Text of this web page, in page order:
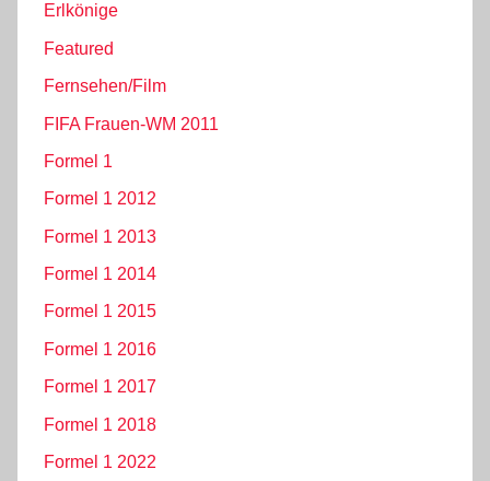
Erlkönige
Featured
Fernsehen/Film
FIFA Frauen-WM 2011
Formel 1
Formel 1 2012
Formel 1 2013
Formel 1 2014
Formel 1 2015
Formel 1 2016
Formel 1 2017
Formel 1 2018
Formel 1 2022